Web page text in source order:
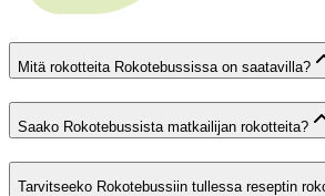
Mitä rokotteita Rokotebussissa on saatavilla?
Saako Rokotebussista matkailijan rokotteita?
Tarvitseeko Rokotebussiin tullessa reseptin